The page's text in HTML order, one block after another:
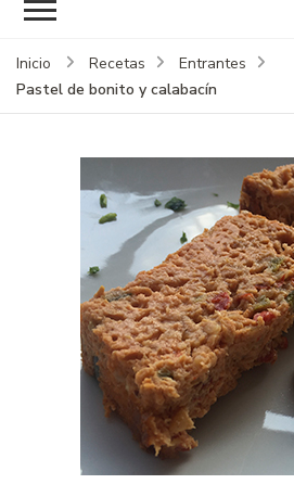
Inicio Recetas
Entrantes
Pastel de bonito y calabacín